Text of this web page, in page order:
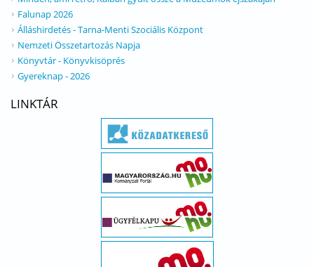
Falunap 2026
Álláshirdetés - Tarna-Menti Szociális Központ
Nemzeti Összetartozás Napja
Könyvtár - Könyvkisöprés
Gyereknap - 2026
LINKTÁR